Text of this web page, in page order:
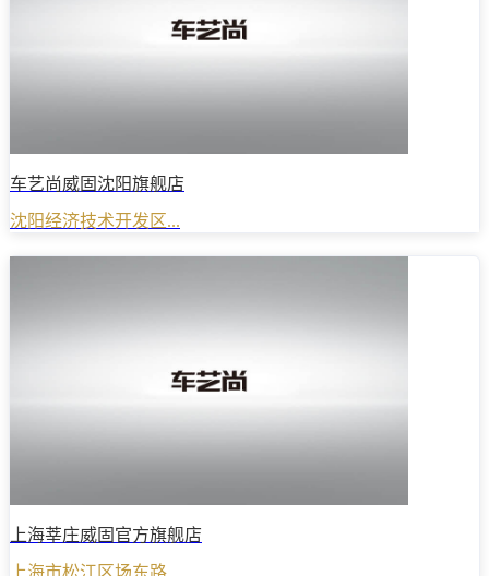
车艺尚威固沈阳旗舰店
沈阳经济技术开发区...
上海莘庄威固官方旗舰店